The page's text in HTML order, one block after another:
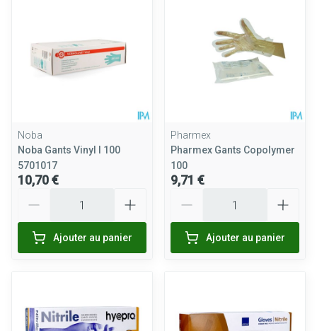
Noba
Noba Gants Vinyl l 100
5701017
10,70 €
Ajouter au panier
Pharmex
Pharmex Gants Copolymer
100
9,71 €
Ajouter au panier